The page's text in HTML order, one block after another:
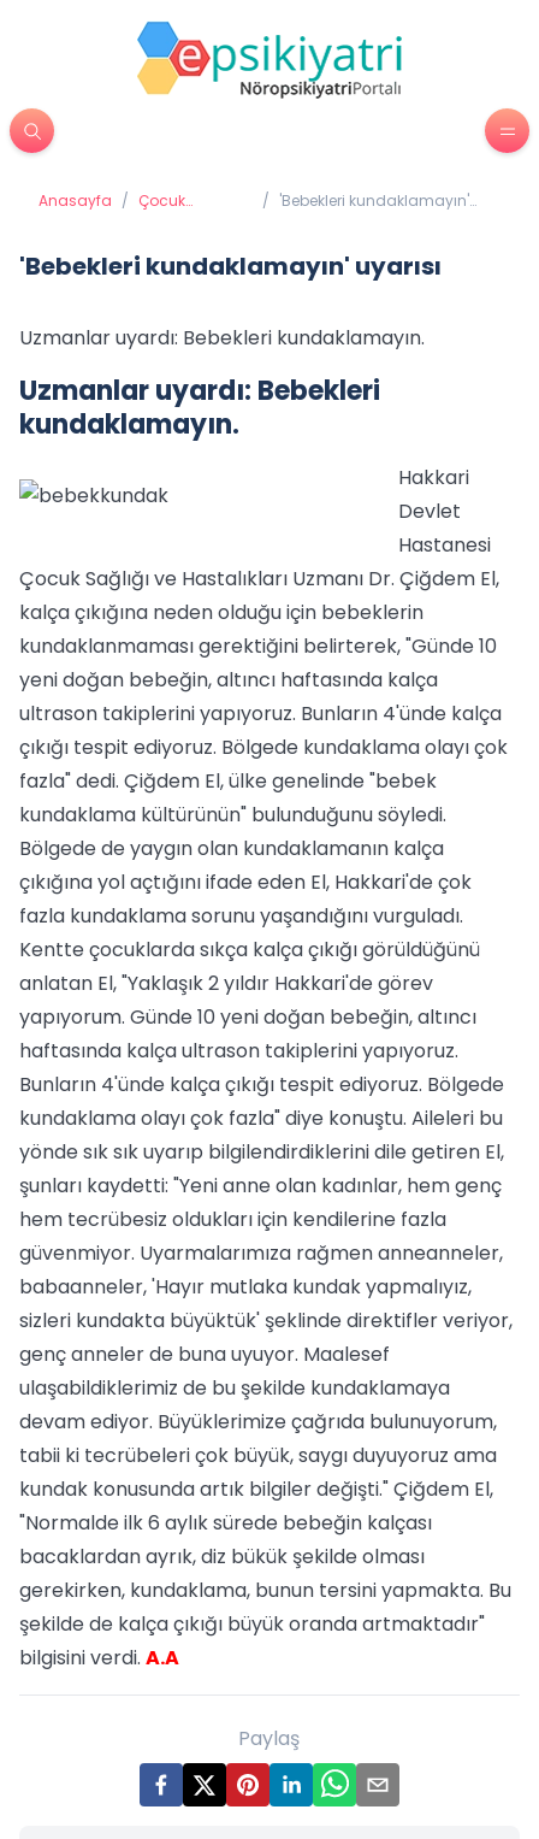
Anasayfa / Çocuk
/ 'Bebekleri kundaklamayın'
'Bebekleri kundaklamayın' uyarısı
Uzmanlar uyardı: Bebekleri kundaklamayın.
Uzmanlar uyardı: Bebekleri
kundaklamayın.
Hakkari
Devlet
Hastanesi
Çocuk Sağlığı ve Hastalıkları Uzmanı Dr. Çiğdem El,
kalça çıkığına neden olduğu için bebeklerin
kundaklanmaması gerektiğini belirterek, "Günde 10
yeni doğan bebeğin, altıncı haftasında kalça
ultrason takiplerini yapıyoruz. Bunların 4'ünde kalça
çıkığı tespit ediyoruz. Bölgede kundaklama olayı çok
fazla" dedi. Çiğdem El, ülke genelinde "bebek
kundaklama kültürünün" bulunduğunu söyledi.
Bölgede de yaygın olan kundaklamanın kalça
çıkığına yol açtığını ifade eden El, Hakkari'de çok
fazla kundaklama sorunu yaşandığını vurguladı.
Kentte çocuklarda sıkça kalça çıkığı görüldüğünü
anlatan El, "Yaklaşık 2 yıldır Hakkari'de görev
yapıyorum. Günde 10 yeni doğan bebeğin, altıncı
haftasında kalça ultrason takiplerini yapıyoruz.
Bunların 4'ünde kalça çıkığı tespit ediyoruz. Bölgede
kundaklama olayı çok fazla" diye konuştu. Aileleri bu
yönde sık sık uyarıp bilgilendirdiklerini dile getiren El,
şunları kaydetti: "Yeni anne olan kadınlar, hem genç
hem tecrübesiz oldukları için kendilerine fazla
güvenmiyor. Uyarmalarımıza rağmen anneanneler,
babaanneler, 'Hayır mutlaka kundak yapmalıyız,
sizleri kundakta büyüktük' şeklinde direktifler veriyor,
genç anneler de buna uyuyor. Maalesef
ulaşabildiklerimiz de bu şekilde kundaklamaya
devam ediyor. Büyüklerimize çağrıda bulunuyorum,
tabii ki tecrübeleri çok büyük, saygı duyuyoruz ama
kundak konusunda artık bilgiler değişti." Çiğdem El,
"Normalde ilk 6 aylık sürede bebeğin kalçası
bacaklardan ayrık, diz bükük şekilde olması
gerekirken, kundaklama, bunun tersini yapmakta. Bu
şekilde de kalça çıkığı büyük oranda artmaktadır"
bilgisini verdi. A.A
Paylaş